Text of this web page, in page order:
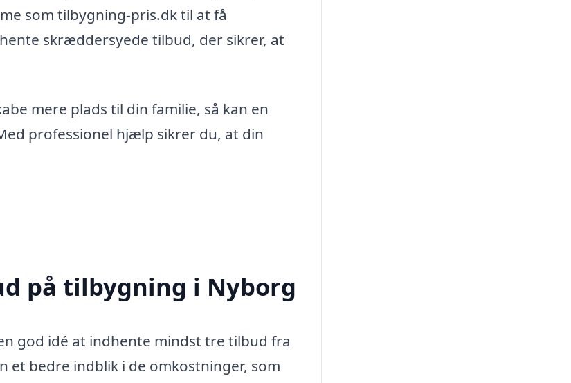
som tilbygning-pris.dk til at få
skræddersyede tilbud, der sikrer, at
mere plads til din familie, så kan en
professionel hjælp sikrer du, at din
på tilbygning i Nyborg
god idé at indhente mindst tre tilbud fra
bedre indblik i de omkostninger, som